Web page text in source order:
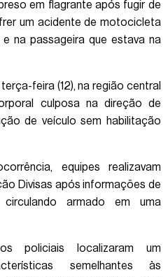
em flagrante após fugir de
um acidente de motocicleta
na passageira que estava na
feira (12), na região central
culposa na direção de
de veículo sem habilitação
equipes realizavam
Divisas após informações de
armado em uma
policiais localizaram um
semelhantes às